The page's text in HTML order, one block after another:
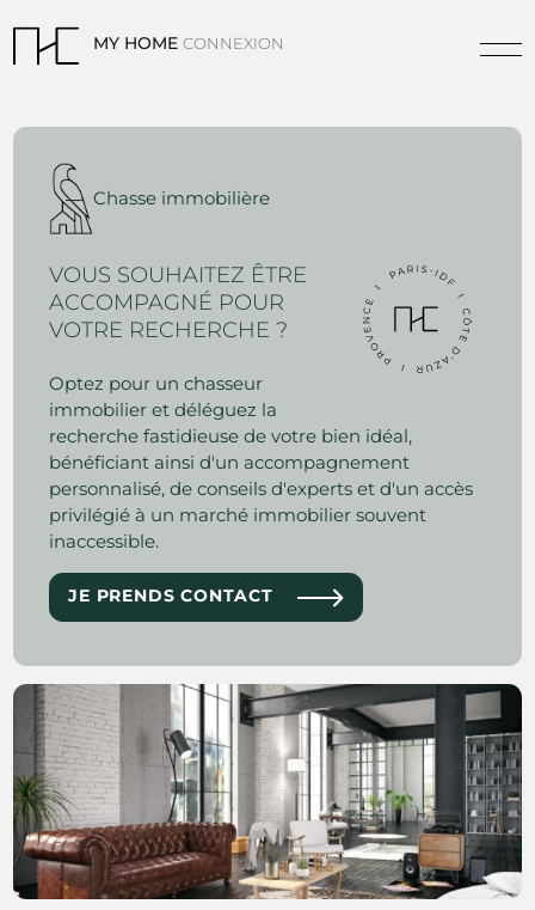
MY HOME CONNEXION
Chasse immobilière
VOUS SOUHAITEZ ÊTRE
ACCOMPAGNÉ POUR
VOTRE RECHERCHE ?
Optez pour un chasseur
immobilier et déléguez la
recherche fastidieuse de votre bien idéal,
bénéficiant ainsi d'un accompagnement
personnalisé, de conseils d'experts et d'un accès
privilégié à un marché immobilier souvent
inaccessible.
JE PRENDS CONTACT